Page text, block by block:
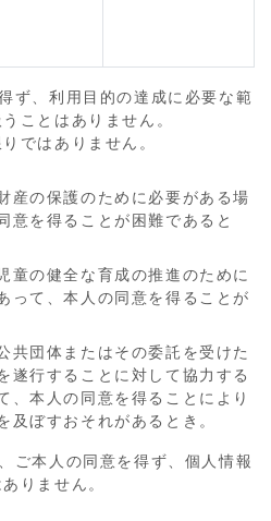
ず、利用目的の達成に必要な範
ことはありません。
ではありません。
産の保護のために必要がある場
意を得ることが困難であると
童の健全な育成の推進のために
って、本人の同意を得ることが
共団体またはその委託を受けた
遂行することに対して協力する
、本人の同意を得ることにより
及ぼすおそれがあるとき。
ご本人の同意を得ず、個人情報
りません。